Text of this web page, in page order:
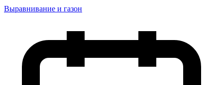
Выравнивание и газон